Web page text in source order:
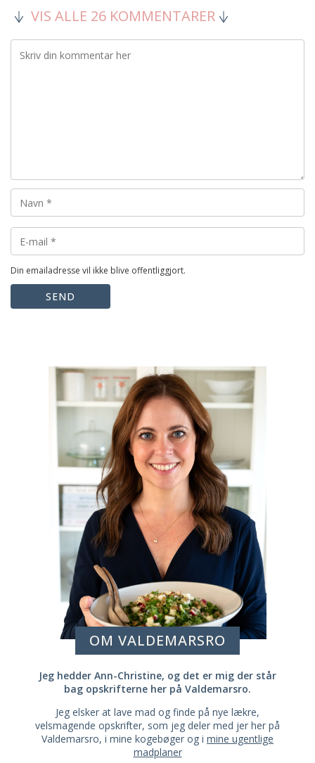
VIS ALLE 26 KOMMENTARER
Din emailadresse vil ikke blive offentliggjort.
SEND
OM VALDEMARSRO
Jeg hedder Ann-Christine, og det er mig der står
bag opskrifterne her på Valdemarsro.
Jeg elsker at lave mad og finde på nye lækre,
velsmagende opskrifter, som jeg deler med jer her på
Valdemarsro, i mine kogebøger og i mine ugentlige
madplaner